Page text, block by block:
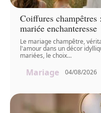
Coiffures
mariée enchanteresse
Le mariage champêtre,
l'amour dans un décor
mariées, le choix…
Mariage 04/08/2026